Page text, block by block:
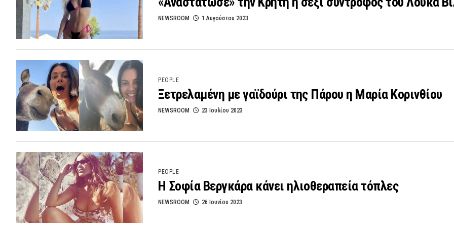
NEWSROOM 1 Αυγούστου 2023
PEOPLE
Ξετρελαμένη με γαϊδούρι της Πάρου η Μαρία Κορινθίου
NEWSROOM 23 Ιουλίου 2023
PEOPLE
Η Σοφία Βεργκάρα κάνει ηλιοθεραπεία τόπλες
NEWSROOM 26 Ιουνίου 2023